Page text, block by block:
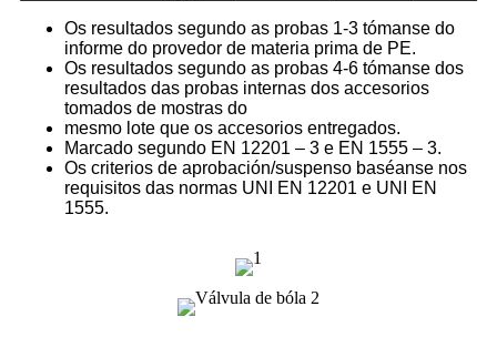
Os resultados segundo as probas 1-3 tómanse do
informe do provedor de materia prima de PE.
Os resultados segundo as probas 4-6 tómanse dos
resultados das probas internas dos accesorios
tomados de mostras do
mesmo lote que os accesorios entregados.
Marcado segundo EN 12201 – 3 e EN 1555 – 3.
Os criterios de aprobación/suspenso baséanse nos
requisitos das normas UNI EN 12201 e UNI EN
1555.